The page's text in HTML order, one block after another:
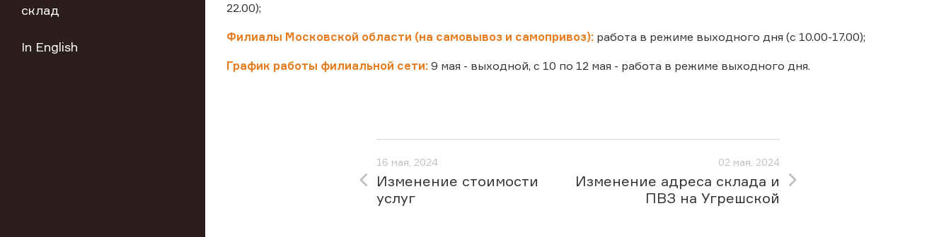
склад
In English
22.00);
Филиалы Московской области (на самовывоз и самопривоз): работа в режиме выходного дня (с 10.00-17.00);
График работы филиальной сети: 9 мая - выходной, с 10 по 12 мая - работа в режиме выходного дня.
16 мая, 2024
Изменение стоимости
услуг
02 мая, 2024
Изменение адреса склада и
ПВЗ на Угрешской